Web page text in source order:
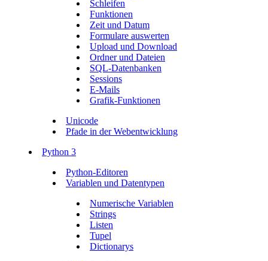
Schleifen
Funktionen
Zeit und Datum
Formulare auswerten
Upload und Download
Ordner und Dateien
SQL-Datenbanken
Sessions
E-Mails
Grafik-Funktionen
Unicode
Pfade in der Webentwicklung
Python 3
Python-Editoren
Variablen und Datentypen
Numerische Variablen
Strings
Listen
Tupel
Dictionarys